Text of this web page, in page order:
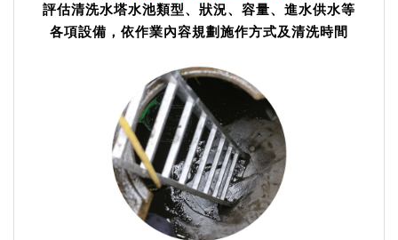
評估清洗水塔水池類型、狀況、容量、進水供水等
各項設備，依作業內容規劃施作方式及清洗時間